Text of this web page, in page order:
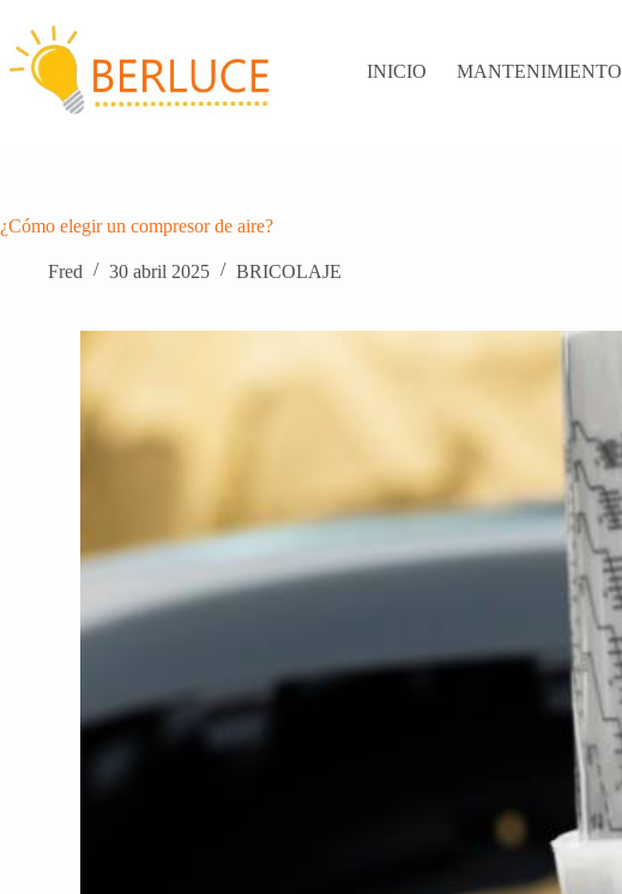
contenido
INICIO
MANTENIMIENTO
¿Cómo elegir un compresor de aire?
Fred 30 abril 2025 BRICOLAJE